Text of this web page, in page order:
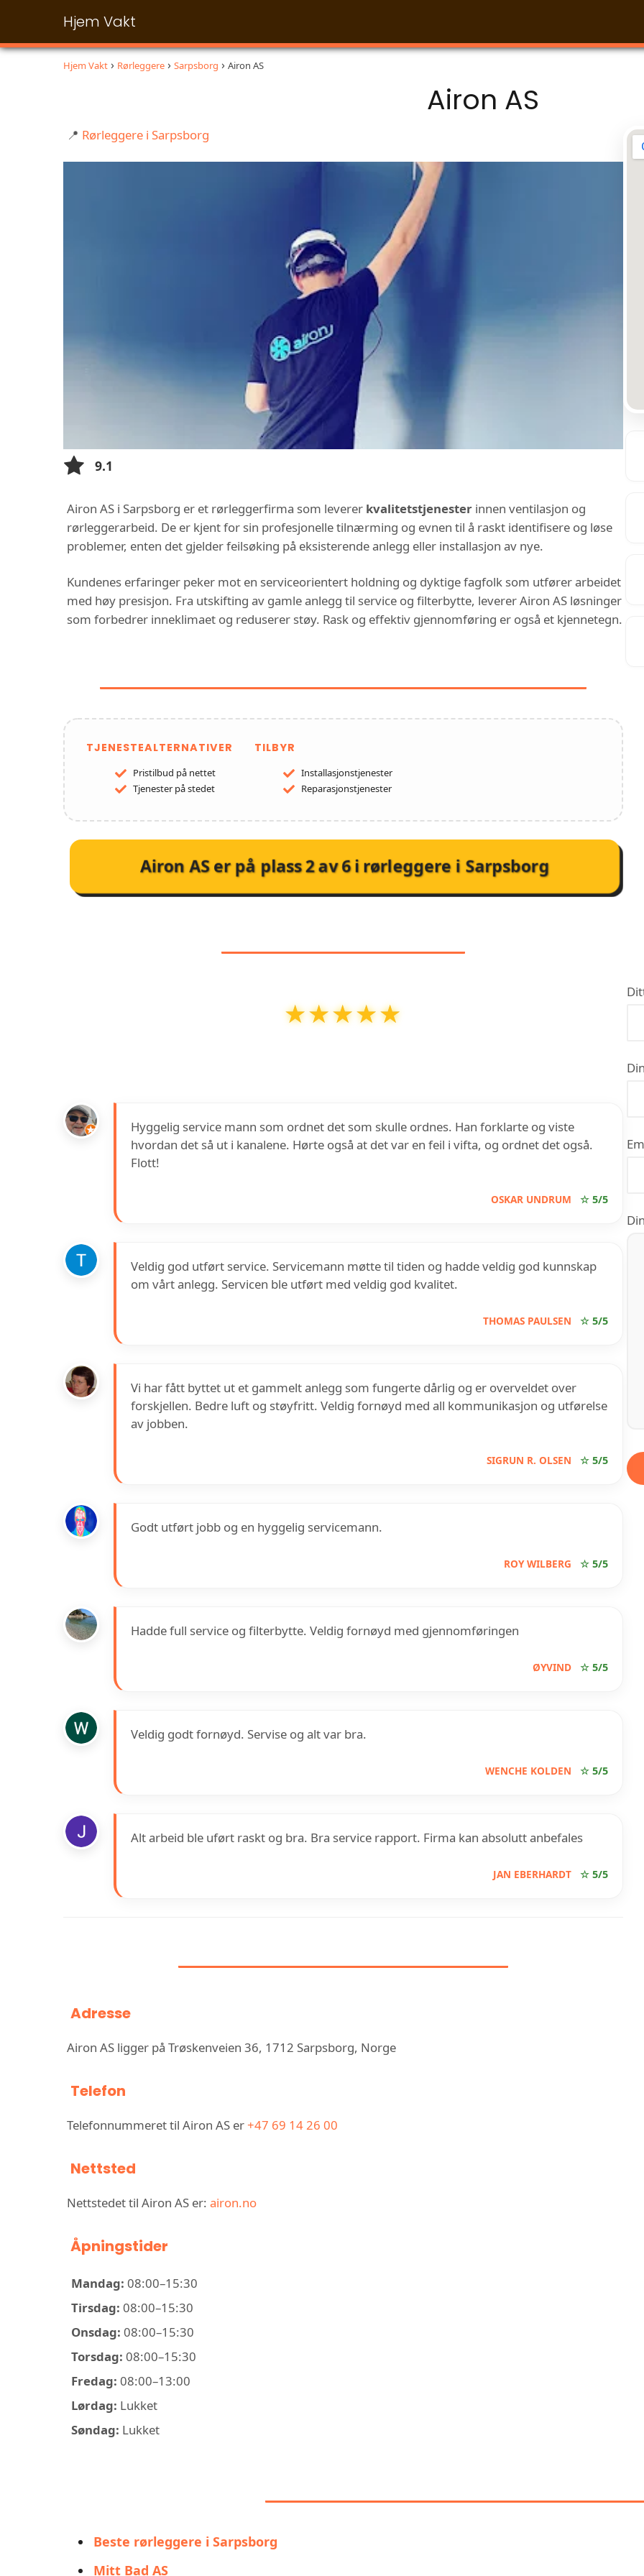
Hjem Vakt
Hjem Vakt Rørleggere Sarpsborg Airon AS
Airon AS
📍 Rørleggere i Sarpsborg
9.1
Airon AS i Sarpsborg er et rørleggerfirma som leverer kvalitetstjenester innen ventilasjon og
rørleggerarbeid. De er kjent for sin profesjonelle tilnærming og evnen til å raskt identifisere og løse
problemer, enten det gjelder feilsøking på eksisterende anlegg eller installasjon av nye.
Kundenes erfaringer peker mot en serviceorientert holdning og dyktige fagfolk som utfører arbeidet
med høy presisjon. Fra utskifting av gamle anlegg til service og filterbytte, leverer Airon AS løsninger
som forbedrer inneklimaet og reduserer støy. Rask og effektiv gjennomføring er også et kjennetegn.
TJENESTEALTERNATIVER
Pristilbud på nettet
Tjenester på stedet
TILBYR
Installasjonstjenester
Reparasjonstjenester
Airon AS er på plass2av6irørleggere i Sarpsborg
★★★★★
★★★★★
Hyggelig service mann som ordnet det som skulle ordnes. Han forklarte og viste
hvordan det så ut i kanalene. Hørte også at det var en feil i vifta, og ordnet det også.
Flott!
OSKAR UNDRUM ☆ 5/5
Veldig god utført service. Servicemann møtte til tiden og hadde veldig god kunnskap
om vårt anlegg. Servicen ble utført med veldig god kvalitet.
THOMAS PAULSEN ☆ 5/5
Vi har fått byttet ut et gammelt anlegg som fungerte dårlig og er overveldet over
forskjellen. Bedre luft og støyfritt. Veldig fornøyd med all kommunikasjon og utførelse
av jobben.
SIGRUN R. OLSEN ☆ 5/5
Godt utført jobb og en hyggelig servicemann.
ROY WILBERG ☆ 5/5
Hadde full service og filterbytte. Veldig fornøyd med gjennomføringen
ØYVIND ☆ 5/5
Veldig godt fornøyd. Servise og alt var bra.
WENCHE KOLDEN ☆ 5/5
Alt arbeid ble uført raskt og bra. Bra service rapport. Firma kan absolutt anbefales
JAN EBERHARDT ☆ 5/5
Adresse
Airon AS ligger på Trøskenveien 36, 1712 Sarpsborg, Norge
Telefon
Telefonnummeret til Airon AS er+47 69 14 26 00
Nettsted
Nettstedet til Airon AS er: airon.no
Åpningstider
Mandag: 08:00–15:30
Tirsdag: 08:00–15:30
Onsdag: 08:00–15:30
Torsdag: 08:00–15:30
Fredag: 08:00–13:00
Lørdag: Lukket
Søndag: Lukket
Beste rørleggere i Sarpsborg
Mitt Bad AS